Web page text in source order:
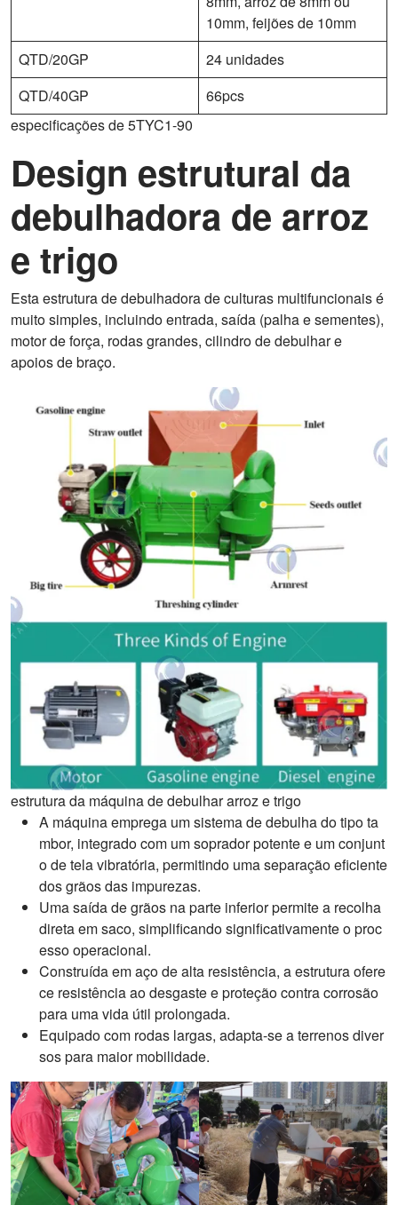
10mm, feijões de 10mm
QTD/20GP
24 unidades
QTD/40GP
66pcs
especificações de 5TYC1-90
Design estrutural da
debulhadora de arroz
e trigo
Esta estrutura de debulhadora de culturas multifuncionais é
muito simples, incluindo entrada, saída (palha e sementes),
motor de força, rodas grandes, cilindro de debulhar e
apoios de braço.
estrutura da máquina de debulhar arroz e trigo
A máquina emprega um sistema de debulha do tipo ta
mbor, integrado com um soprador potente e um conjunt
o de tela vibratória, permitindo uma separação eficiente
dos grãos das impurezas.
Uma saída de grãos na parte inferior permite a recolha
direta em saco, simplificando significativamente o proc
esso operacional.
Construída em aço de alta resistência, a estrutura ofere
ce resistência ao desgaste e proteção contra corrosão
para uma vida útil prolongada.
Equipado com rodas largas, adapta-se a terrenos diver
sos para maior mobilidade.